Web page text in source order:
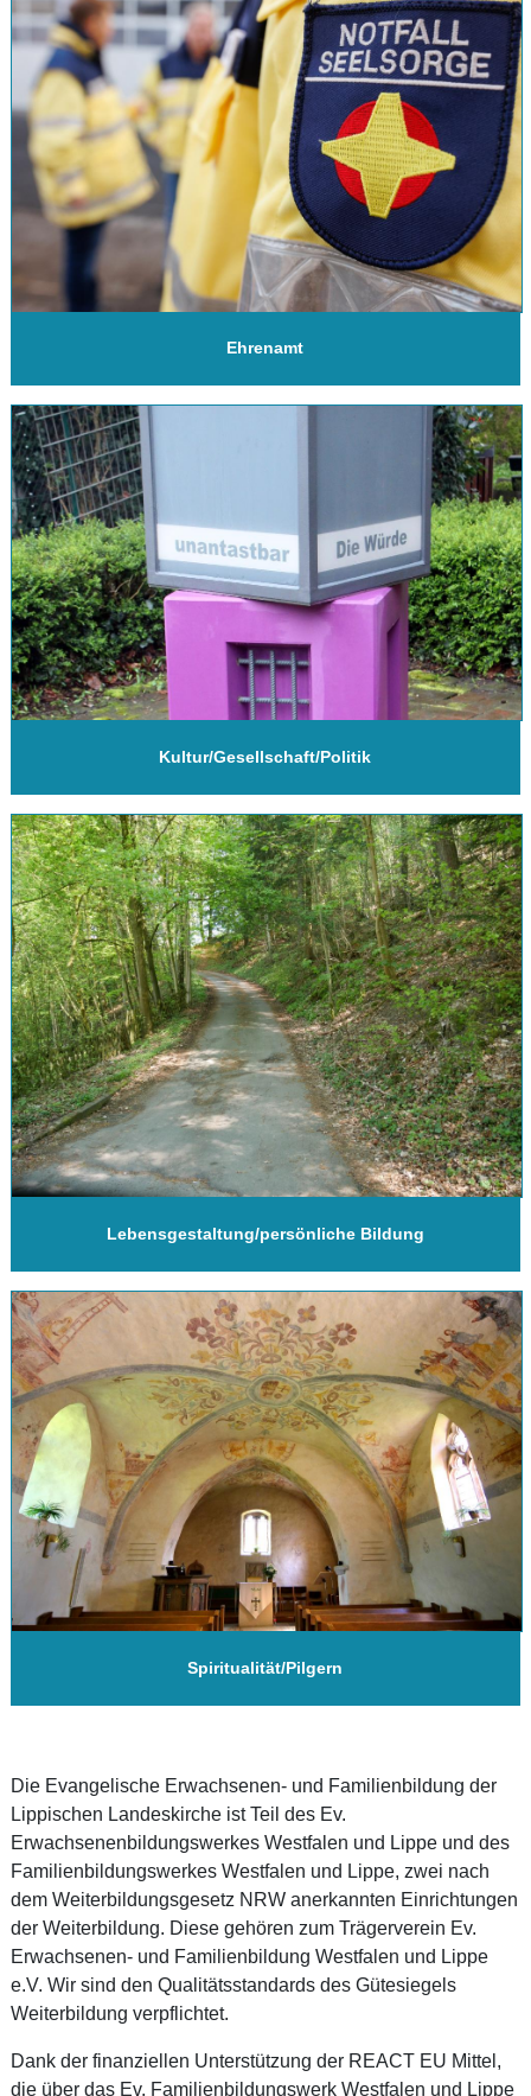
Ehrenamt
Kultur/Gesellschaft/Politik
Lebensgestaltung/persönliche Bildung
Spiritualität/Pilgern
Die Evangelische Erwachsenen- und Familienbildung der
Lippischen Landeskirche ist Teil des Ev.
Erwachsenenbildungswerkes Westfalen und Lippe und des
Familienbildungswerkes Westfalen und Lippe, zwei nach
dem Weiterbildungsgesetz NRW anerkannten Einrichtungen
der Weiterbildung. Diese gehören zum Trägerverein Ev.
Erwachsenen- und Familienbildung Westfalen und Lippe
e.V. Wir sind den Qualitätsstandards des Gütesiegels
Weiterbildung verpflichtet.
Dank der finanziellen Unterstützung der REACT EU Mittel,
die über das Ev. Familienbildungswerk Westfalen und Lippe